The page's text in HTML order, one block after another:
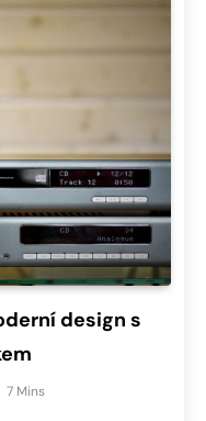
design s
7 Mins